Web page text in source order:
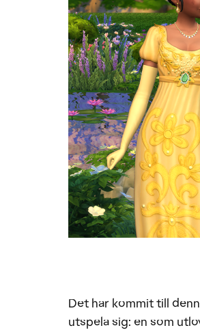
Det har kommit till
utspela sig: en som